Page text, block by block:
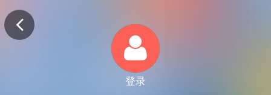
登录